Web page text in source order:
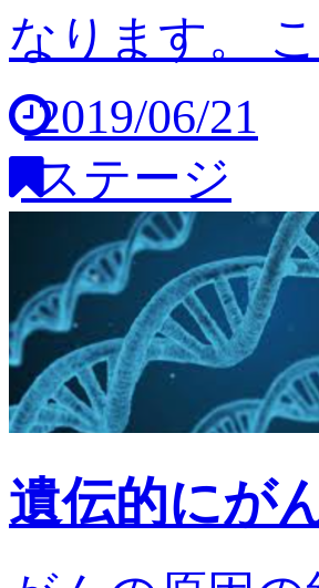
なります。
2019/06/21
ステージ
遺伝的にが